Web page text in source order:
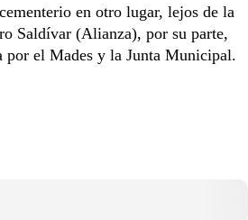
en otro lugar, lejos de la
Saldívar (Alianza), por su parte,
por el Mades y la Junta Municipal.